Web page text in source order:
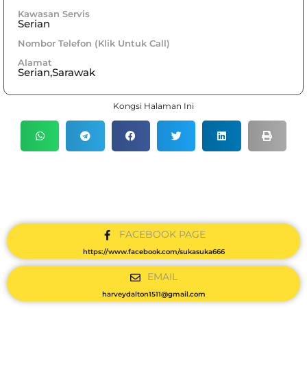
Kawasan Servis
Serian
Nombor Telefon (Klik Untuk Call)
Alamat
Serian,Sarawak
Kongsi Halaman Ini
FACEBOOK PAGE
https://www.facebook.com/sukasuka666
EMAIL
harveydalton1511@gmail.com